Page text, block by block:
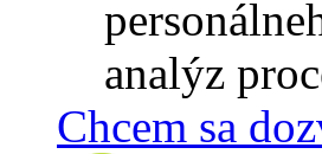
analýz
Chcem sa